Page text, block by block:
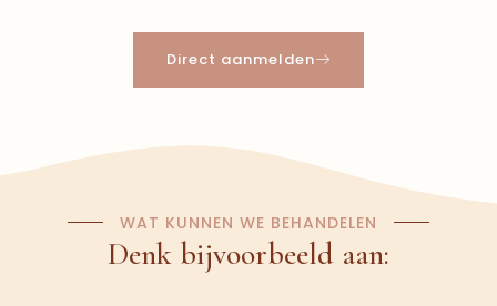
Direct aanmelden
WAT KUNNEN WE BEHANDELEN
Denk bijvoorbeeld aan: